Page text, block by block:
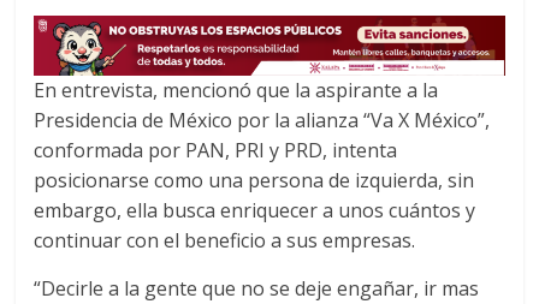
En entrevista, mencionó que la aspirante a la
Presidencia de México por la alianza “Va X México”,
conformada por PAN, PRI y PRD, intenta
posicionarse como una persona de izquierda, sin
embargo, ella busca enriquecer a unos cuántos y
continuar con el beneficio a sus empresas.
“Decirle a la gente que no se deje engañar, ir mas